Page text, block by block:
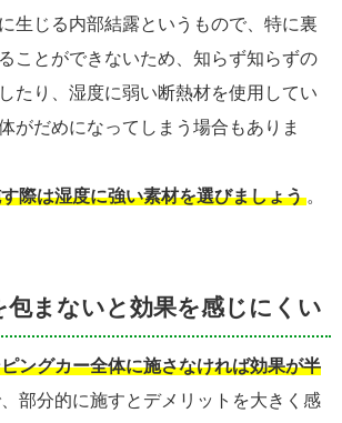
生じる内部結露というもので、特に裏
ことができないため、知らず知らずの
たり、湿度に弱い断熱材を使用してい
がだめになってしまう場合もありま
際は湿度に強い素材を選びましょう 。
包まないと効果を感じにくい
ングカー全体に施さなければ効果が半
部分的に施すとデメリットを大きく感